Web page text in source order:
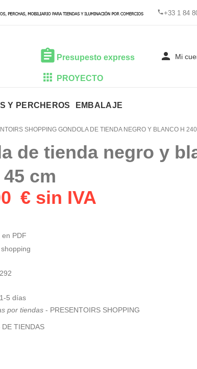
+33 1 84
Presupesto express
PROYECTO
Mi
Y PERCHEROS EMBALAJE
SHOPPING GONDOLA DE TIENDA NEGRO Y BLANCO H
de tienda negro y
cm
€ sin IVA
PDF
1-5 días
por tiendas - PRESENTOIRS SHOPPING
TIENDAS